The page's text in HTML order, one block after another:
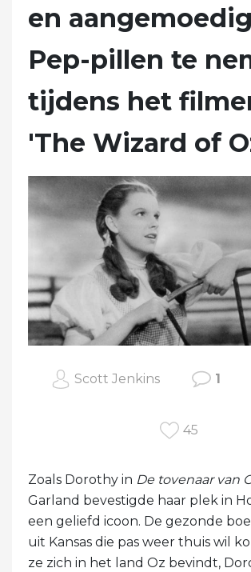
en
Pep-pillen te
tijdens het
'The Wizard of
Scott Jenkins 1
45
Zoals Dorothy in De tovenaar van
Garland bevestigde haar plek in
een geliefd icoon. De gezonde
uit Kansas die pas weer thuis wil
ze zich in het land Oz bevindt,